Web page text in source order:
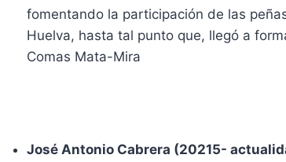
fomentando la participación de las
Huelva, hasta tal punto que, llegó a
Comas Mata-Mira
José Antonio Cabrera (20215-